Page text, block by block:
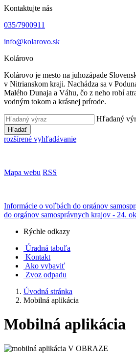
Kontaktujte nás
035/7900911
info@kolarovo.sk
Kolárovo
Kolárovo je mesto na juhozápade
v Nitrianskom kraji. Nachádza sa v
Malého Dunaja a Váhu, čo z neho robí
vodným tokom a krásnej prírode.
Hľadaný
Hľadať
rozšírené vyhľadávanie
Mapa webu RSS
Informácie o voľbách do orgánov
do orgánov samosprávnych krajov - 24.
Rýchle odkazy
Úradná tabuľa
Kontakt
Ako vybaviť
Zvoz odpadu
Úvodná stránka
Mobilná aplikácia
Mobilná aplikácia